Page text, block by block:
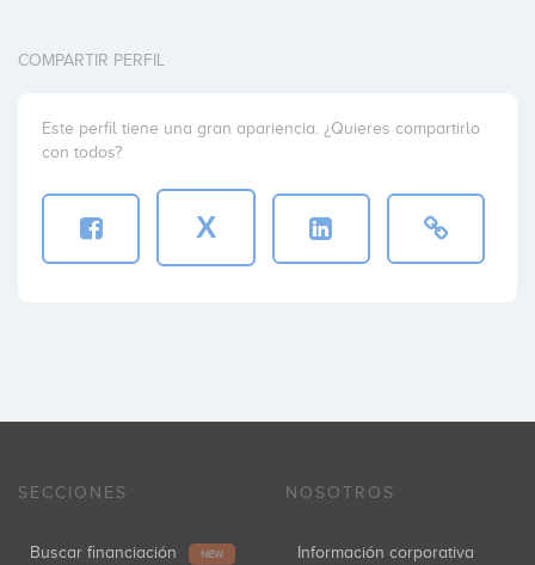
COMPARTIR PERFIL
Este perfil tiene una gran apariencia. ¿Quieres compartirlo
con todos?
X
SECCIONES
Buscar financiación NEW
NOSOTROS
Información corporativa